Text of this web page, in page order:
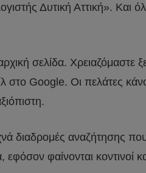
Δυτική Αττική».
αρχική σελίδα.
στο Google. Οι πελάτες
διαδρομές αναζήτησης
φαίνονται κοντινοί